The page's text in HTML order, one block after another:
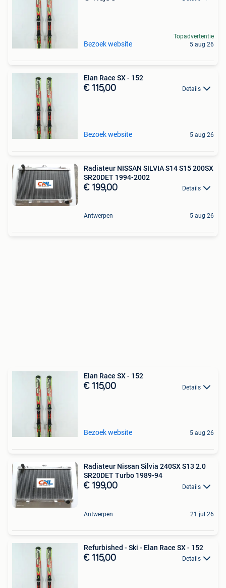
Bezoek website
Topadvertentie
5 aug 26
Elan Race SX - 152
€ 115,00 Details
Bezoek website 5 aug 26
Radiateur NISSAN SILVIA S14 S15 200SX
SR20DET 1994-2002
€ 199,00 Details
Antwerpen 5 aug 26
Elan Race SX - 152
€ 115,00 Details
Bezoek website 5 aug 26
Radiateur Nissan Silvia 240SX S13 2.0
SR20DET Turbo 1989-94
€ 199,00 Details
Antwerpen 21 jul 26
Refurbished - Ski - Elan Race SX - 152
€ 115,00 Details